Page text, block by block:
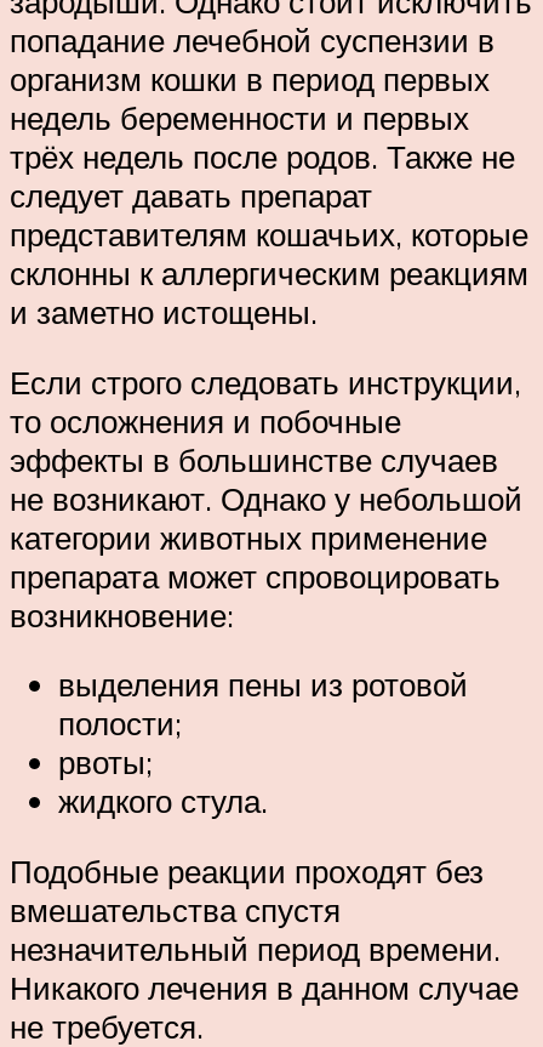
попадание лечебной суспензии в
организм кошки в период первых
недель беременности и первых
трёх недель после родов. Также не
следует давать препарат
представителям кошачьих, которые
склонны к аллергическим реакциям
и заметно истощены.
Если строго следовать инструкции,
то осложнения и побочные
эффекты в большинстве случаев
не возникают. Однако у небольшой
категории животных применение
препарата может спровоцировать
возникновение:
выделения пены из ротовой
полости;
рвоты;
жидкого стула.
Подобные реакции проходят без
вмешательства спустя
незначительный период времени.
Никакого лечения в данном случае
не требуется.